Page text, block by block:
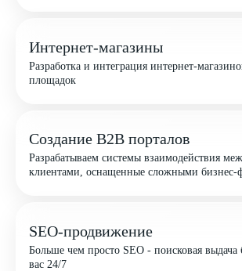
Интернет-магазины
Разработка и интеграция интернет-
площадок
Создание B2B порталов
Разрабатываем системы взаимодействия
клиентами, оснащенные сложными бизнес-
SEO-продвижение
Больше чем просто SEO - поисковая выдача
вас 24/7